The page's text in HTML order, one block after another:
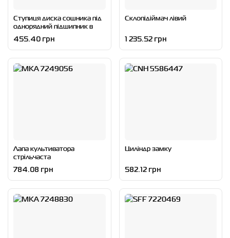
Ступиця диска сошника під
однорядний підшипник в
зборі
455.40 грн
Склопідіймач лівий
1 235.52 грн
Лапа культиватора
стрільчаста
784.08 грн
Циліндр замку
582.12 грн